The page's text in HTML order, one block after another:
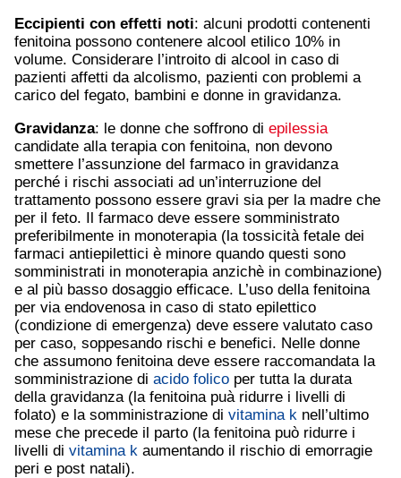
Eccipienti con effetti noti: alcuni prodotti contenenti
fenitoina possono contenere alcool etilico 10% in
volume. Considerare l’introito di alcool in caso di
pazienti affetti da alcolismo, pazienti con problemi a
carico del fegato, bambini e donne in gravidanza.
Gravidanza: le donne che soffrono di epilessia
candidate alla terapia con fenitoina, non devono
smettere l’assunzione del farmaco in gravidanza
perché i rischi associati ad un’interruzione del
trattamento possono essere gravi sia per la madre che
per il feto. Il farmaco deve essere somministrato
preferibilmente in monoterapia (la tossicità fetale dei
farmaci antiepilettici è minore quando questi sono
somministrati in monoterapia anzichè in combinazione)
e al più basso dosaggio efficace. L’uso della fenitoina
per via endovenosa in caso di stato epilettico
(condizione di emergenza) deve essere valutato caso
per caso, soppesando rischi e benefici. Nelle donne
che assumono fenitoina deve essere raccomandata la
somministrazione di acido folico per tutta la durata
della gravidanza (la fenitoina puà ridurre i livelli di
folato) e la somministrazione di vitamina k nell’ultimo
mese che precede il parto (la fenitoina può ridurre i
livelli di vitamina k aumentando il rischio di emorragie
peri e post natali).